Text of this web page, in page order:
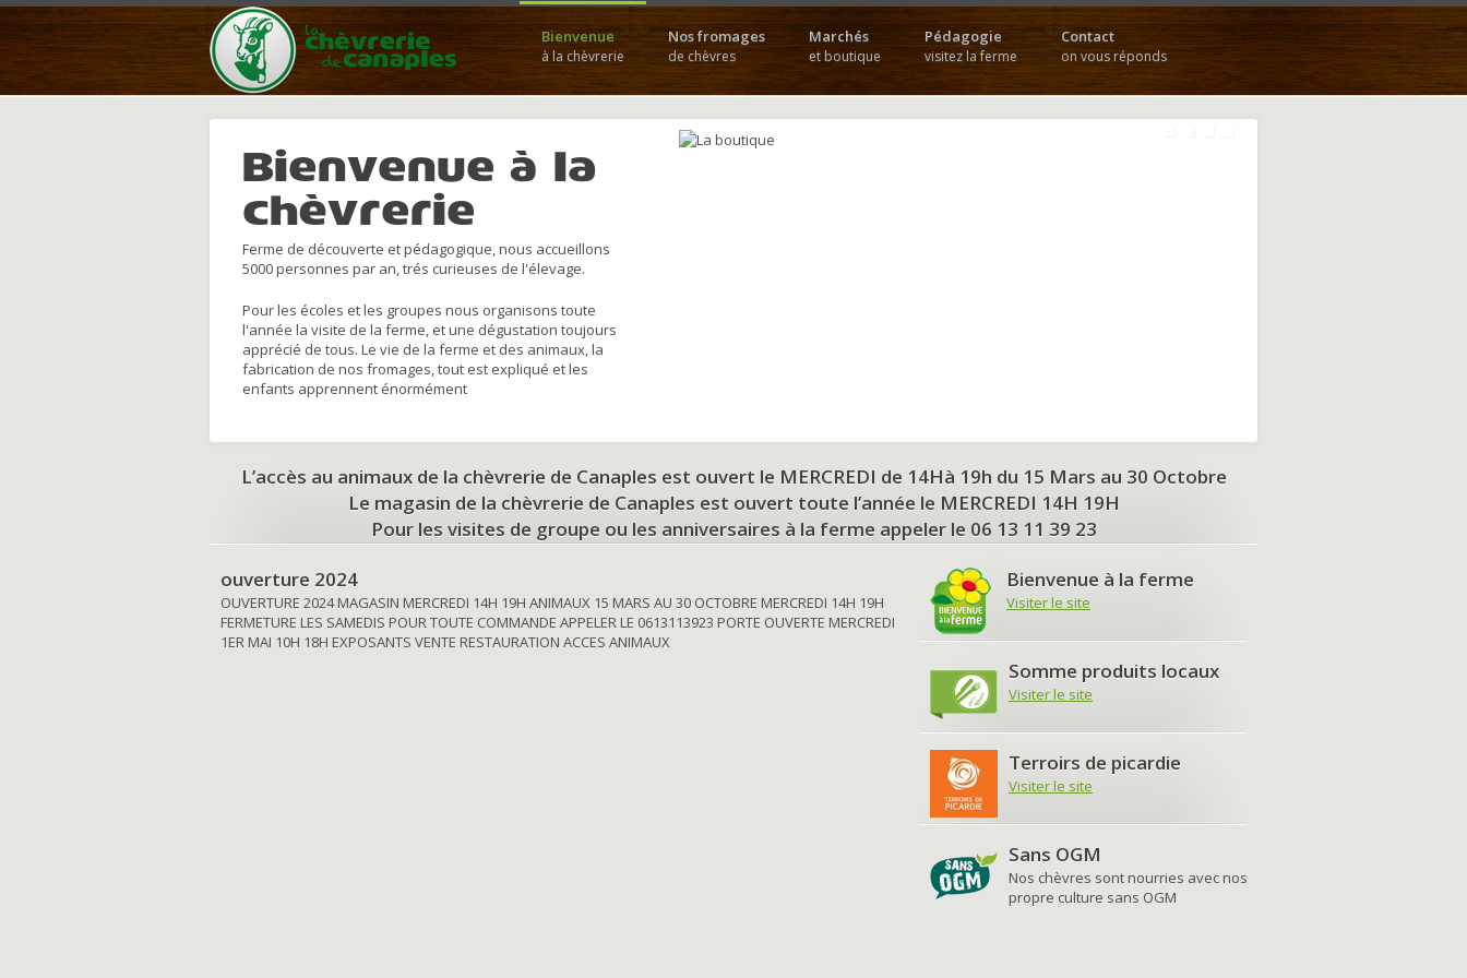
Bienvenue
à la chèvrerie
Nos fromages
de chèvres
Marchés
et boutique
Pédagogie
visitez la ferme
Contact
on vous réponds
Bienvenue à la
chèvrerie
Ferme de découverte et pédagogique, nous accueillons
5000 personnes par an, trés curieuses de l'élevage.
Pour les écoles et les groupes nous organisons toute
l'année la visite de la ferme, et une dégustation toujours
apprécié de tous. Le vie de la ferme et des animaux, la
fabrication de nos fromages, tout est expliqué et les
enfants apprennent énormément
L’accès au animaux de la chèvrerie de Canaples est ouvert le MERCREDI de 14Hà 19h du 15 Mars au 30 Octobre
Le magasin de la chèvrerie de Canaples est ouvert toute l’année le MERCREDI 14H 19H
Pour les visites de groupe ou les anniversaires à la ferme appeler le 06 13 11 39 23
ouverture 2024
OUVERTURE 2024 MAGASIN MERCREDI 14H 19H ANIMAUX 15 MARS AU 30 OCTOBRE MERCREDI 14H 19H
FERMETURE LES SAMEDIS POUR TOUTE COMMANDE APPELER LE 0613113923 PORTE OUVERTE MERCREDI
1ER MAI 10H 18H EXPOSANTS VENTE RESTAURATION ACCES ANIMAUX
Bienvenue à la ferme
Visiter le site
Somme produits locaux
Visiter le site
Terroirs de picardie
Visiter le site
Sans OGM
Nos chèvres sont nourries avec nos
propre culture sans OGM